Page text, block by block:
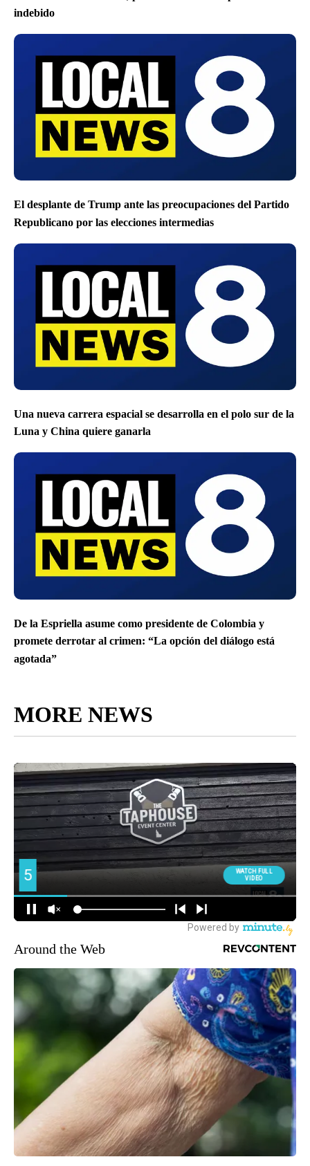
indebido
El desplante de Trump ante las preocupaciones del Partido
Republicano por las elecciones intermedias
Una nueva carrera espacial se desarrolla en el polo sur de la
Luna y China quiere ganarla
De la Espriella asume como presidente de Colombia y
promete derrotar al crimen: “La opción del diálogo está
agotada”
MORE NEWS
Around the Web